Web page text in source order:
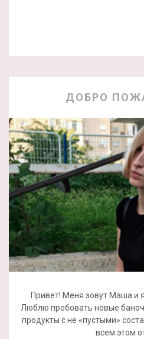
ДОБРО
Привет! Меня зовут Маша и
Люблю пробовать новые
продукты с не «пустыми»
всем этом